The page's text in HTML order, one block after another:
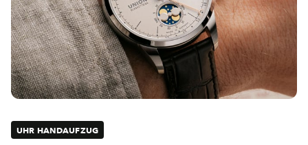
UHR HANDAUFZUG